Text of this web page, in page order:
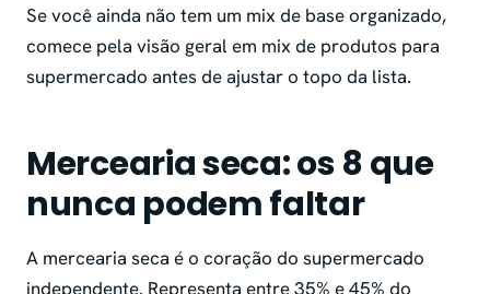
Se você ainda não tem um mix de base organizado,
comece pela visão geral em mix de produtos para
supermercado antes de ajustar o topo da lista.
Mercearia seca: os 8 que
nunca podem faltar
A mercearia seca é o coração do supermercado
independente. Representa entre 35% e 45% do